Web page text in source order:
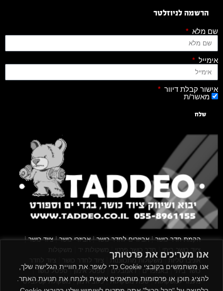
אנו מעריכים את פרטיותך
אנו משתמשים בקובצי Cookie כדי לשפר את חוויית הגלישה שלך,
להציג תוכן או פרסומות מותאמים אישית ולנתח את תנועת האתר.
הרשמה לניוזלטר
שם מלא
אימייל
אישור קבלת דיוור
מאשר/ת
שלח
הקמת חדר כושר|אביזרים לחדר כושר|אביזרי כושר|ציוד כושר|
ציוד כושר ביתי חדר כושר פרטי משקולות יד
משקולות
אוניברסליות |משקולות מתכווננות ציוד לחדר כושר
ציוד לחדר
כושר ביתי|באמפרים |דאמבלים |ספסל אימון | ספסל כושר|
מעמד למשקולות|ספת משקולות |כלוב אימון|משקולת קטלבלס